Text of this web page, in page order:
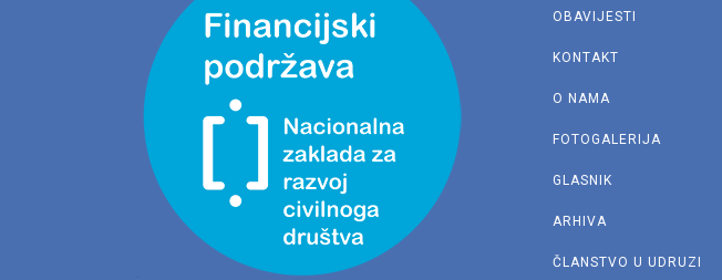
OBAVIJESTI
KONTAKT
O NAMA
FOTOGALERIJA
GLASNIK
ARHIVA
ČLANSTVO U UDRUZI